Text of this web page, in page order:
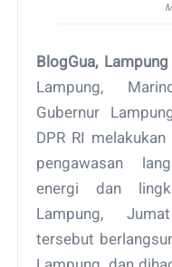
BlogGua, Lampung
Lampung,
Gubernur
DPR RI
pengawasan
energi dan
Lampung,
tersebut